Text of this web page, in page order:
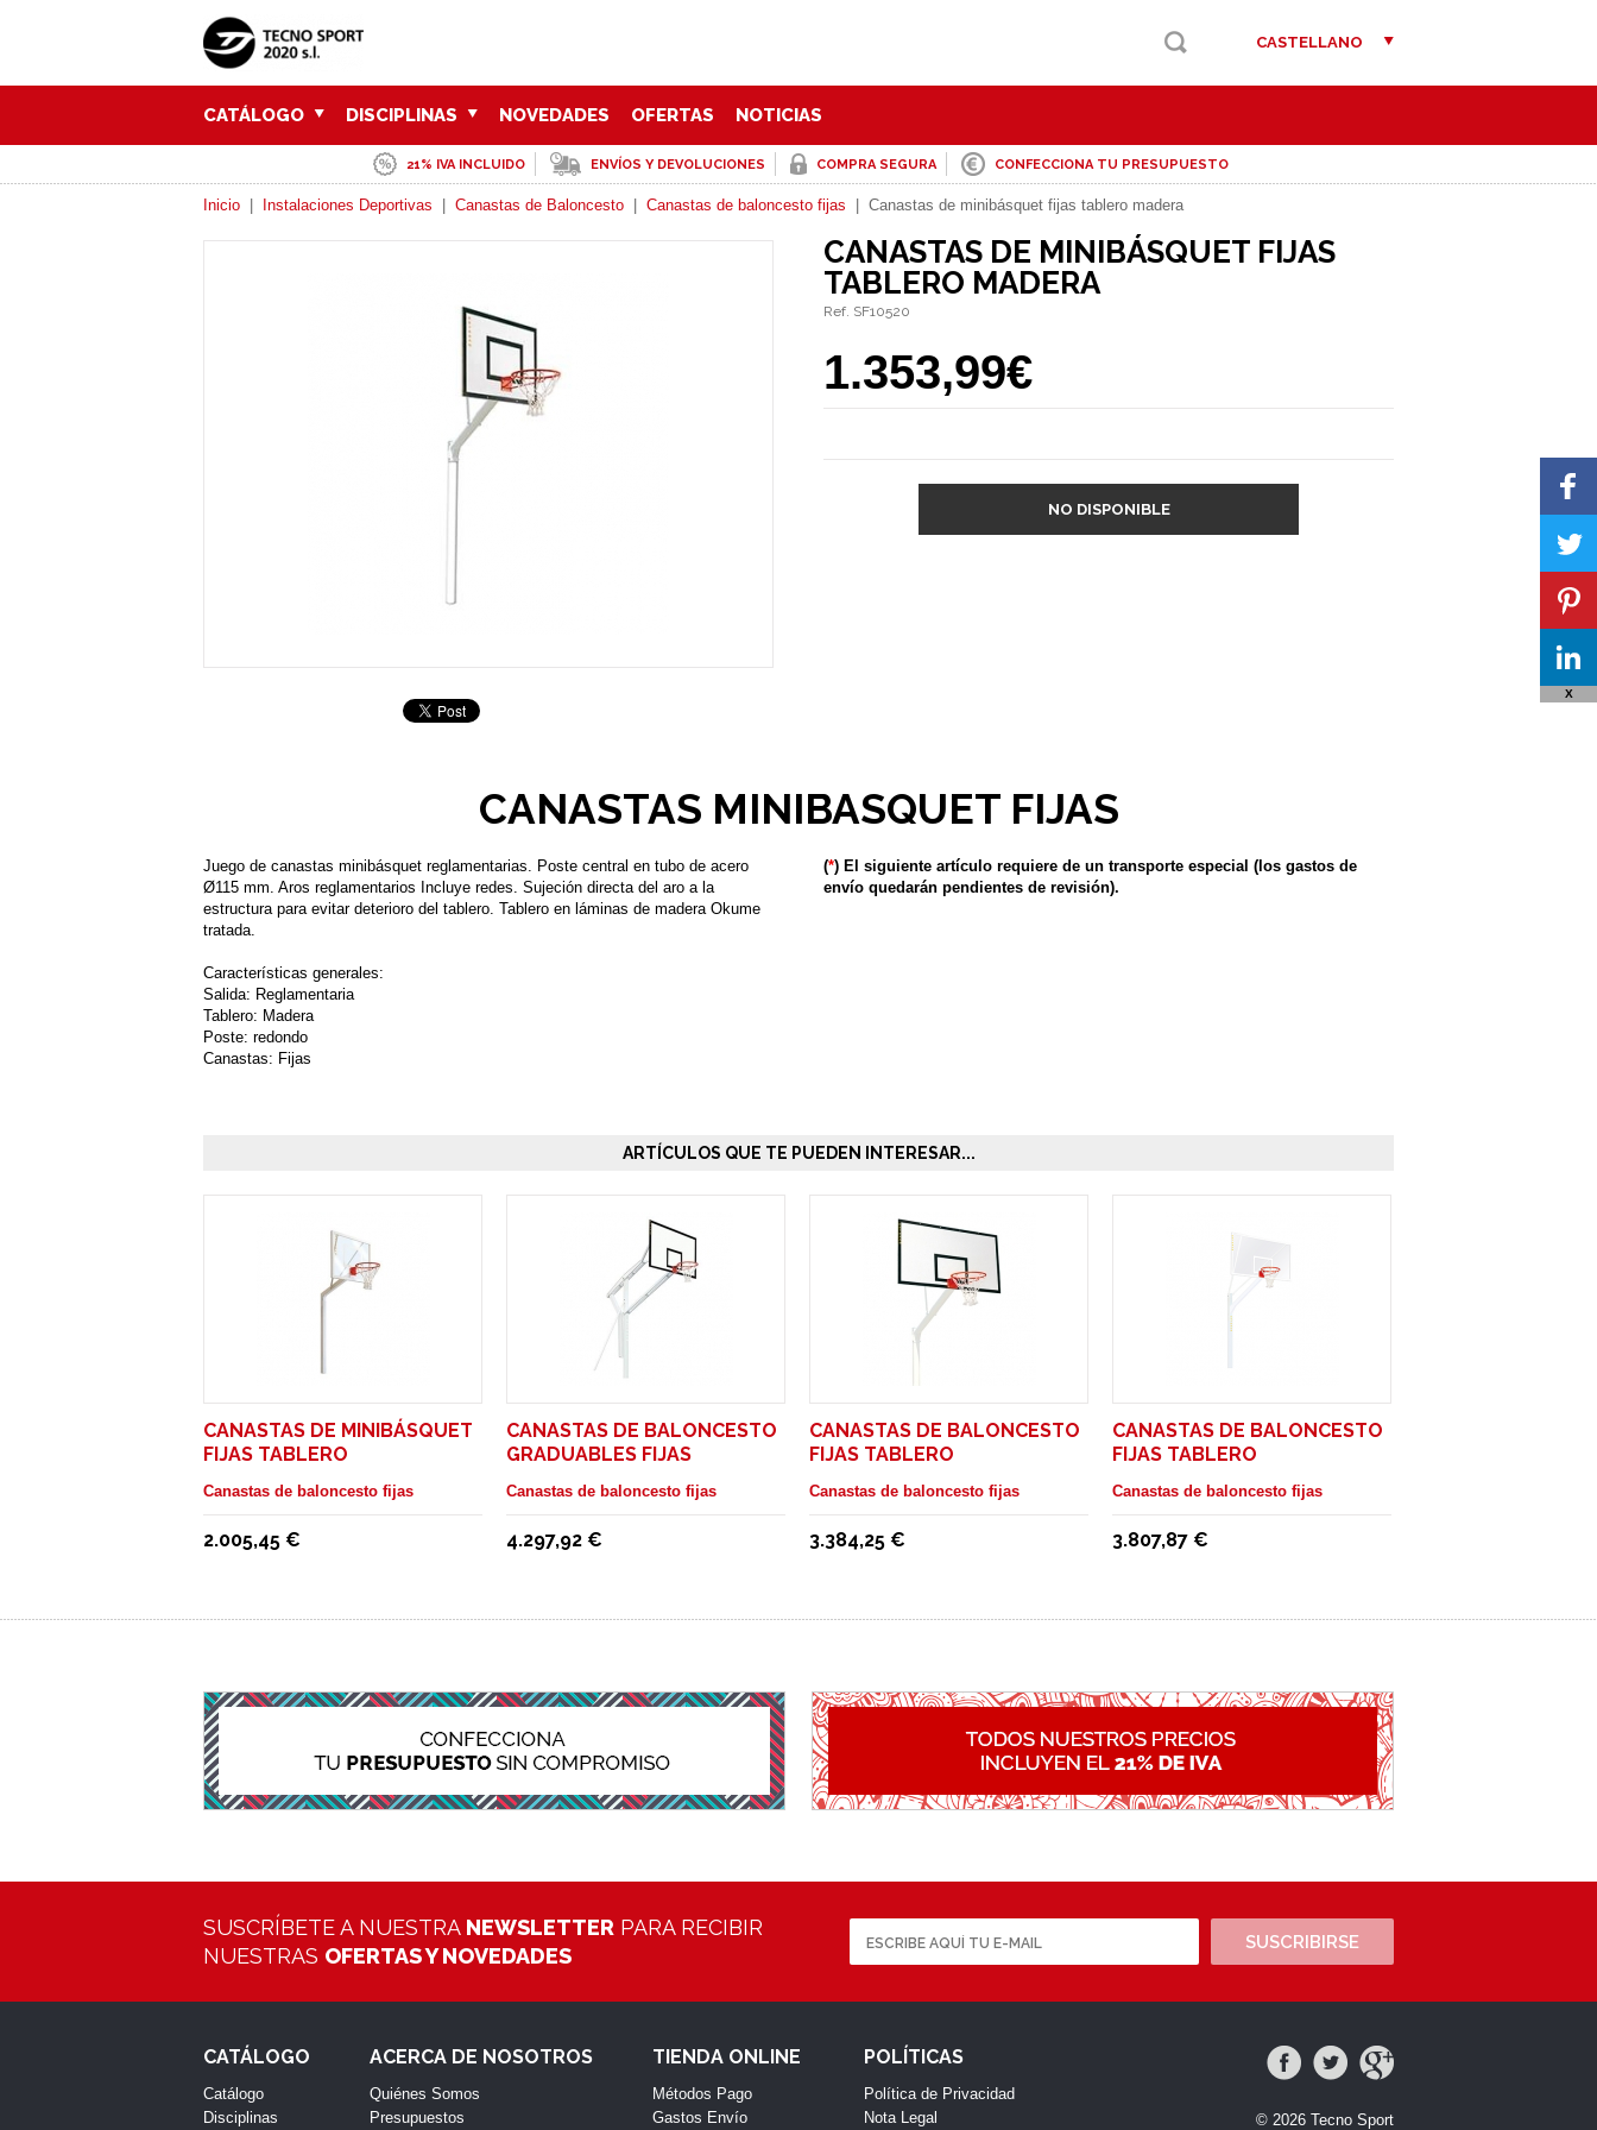
CASTELLANO
CATÁLOGO DISCIPLINAS NOVEDADES OFERTAS NOTICIAS
21% IVA INCLUIDO ENVÍOS Y DEVOLUCIONES COMPRA SEGURA CONFECCIONA TU PRESUPUESTO
Inicio Instalaciones Deportivas Canastas de Baloncesto Canastas de baloncesto fijas Canastas de minibásquet fijas tablero madera
CANASTAS DE MINIBÁSQUET FIJAS
TABLERO MADERA
Ref. SF10520
1.353,99€
NO DISPONIBLE
CANASTAS MINIBASQUET FIJAS
Juego de canastas minibásquet reglamentarias. Poste central en tubo de acero
Ø115 mm. Aros reglamentarios Incluye redes. Sujeción directa del aro a la
estructura para evitar deterioro del tablero. Tablero en láminas de madera Okume
tratada.
Características generales:
Salida: Reglamentaria
Tablero: Madera
Poste: redondo
Canastas: Fijas
(*) El siguiente artículo requiere de un transporte especial (los gastos de
envío quedarán pendientes de revisión).
ARTÍCULOS QUE TE PUEDEN INTERESAR...
CANASTAS DE MINIBÁSQUET
FIJAS TABLERO
Canastas de baloncesto fijas
2.005,45 €
CANASTAS DE BALONCESTO
GRADUABLES FIJAS
Canastas de baloncesto fijas
4.297,92 €
CANASTAS DE BALONCESTO
FIJAS TABLERO
Canastas de baloncesto fijas
3.384,25 €
CANASTAS DE BALONCESTO
FIJAS TABLERO
Canastas de baloncesto fijas
3.807,87 €
SUSCRÍBETE A NUESTRA NEWSLETTER PARA RECIBIR
NUESTRAS OFERTAS Y NOVEDADES
SUSCRIBIRSE
CATÁLOGO
Catálogo
Disciplinas
ACERCA DE NOSOTROS
Quiénes Somos
Presupuestos
TIENDA ONLINE
Métodos Pago
Gastos Envío
POLÍTICAS
Política de Privacidad
Nota Legal
© 2026 Tecno Sport
X